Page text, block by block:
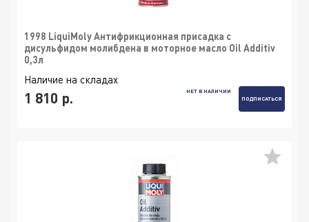
1998 LiquiMoly Антифрикционная присадка с
дисульфидом молибдена в моторное масло Oil Additiv
0,3л
Наличие на складах
1 810 р.
НЕТ В НАЛИЧИИ
ПОДПИСАТЬСЯ